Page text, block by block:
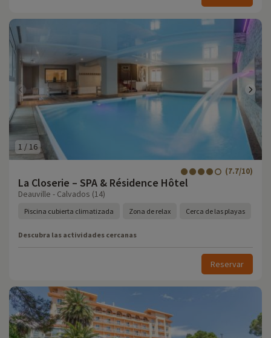
1 /16
La Closerie – SPA & Résidence Hôtel
(7.7/10)
Deauville - Calvados (14)
Piscina cubierta climatizada Zona de relax Cerca de las playas
Descubra las actividades cercanas
Reservar